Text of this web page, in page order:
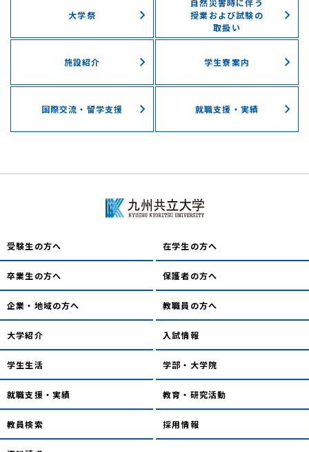
⼤学祭
自然災害時に伴う
授業および試験の
取扱い
施設紹介 学⽣寮案内
国際交流・留学⽀援 就職支援・実績
受験生の方へ 在学生の方へ
卒業生の方へ 保護者の方へ
企業・地域の方へ 教職員の方へ
大学紹介 入試情報
学生生活 学部・大学院
就職支援・実績 教育・研究活動
教員検索 採用情報